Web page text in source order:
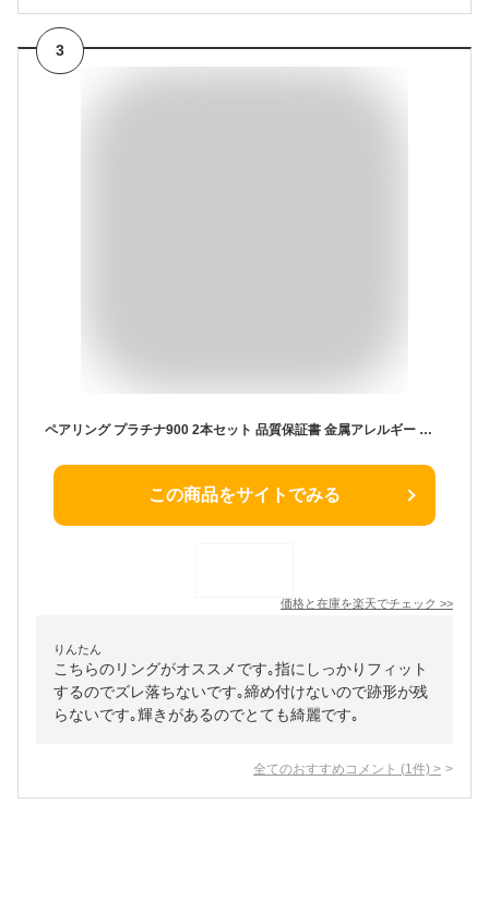
3
ペアリング プラチナ900 2本セット 品質保証書 金属アレルギー 日本製 おしゃれ ジュエリー プレゼント ギフト クリスマス 卒業式 入学式 卒園式 入園式 お祝い
この商品をサイトでみる
価格と在庫を楽天でチェック >>
りんたん
こちらのリングがオススメです｡指にしっかりフィット
するのでズレ落ちないです｡締め付けないので跡形が残
らないです｡輝きがあるのでとても綺麗です｡
全てのおすすめコメント (1 件) >